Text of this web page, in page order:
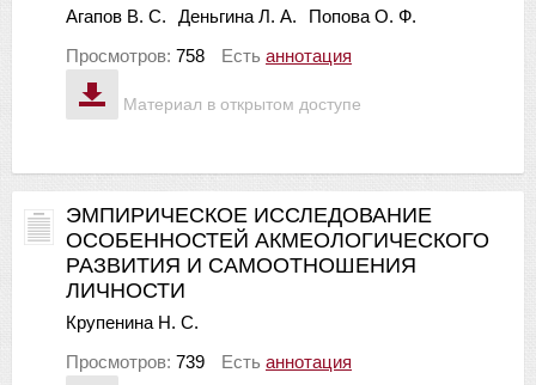
Материал в открытом доступе
Агапов В. С. Деньгина Л. А.
Попова О. Ф.
Просмотров: 758 Есть аннотация
ЭМПИРИЧЕСКОЕ ИССЛЕДОВАНИЕ
ОСОБЕННОСТЕЙ АКМЕОЛОГИЧЕСКОГО
РАЗВИТИЯ И САМООТНОШЕНИЯ
ЛИЧНОСТИ
Крупенина Н. С.
Просмотров: 739 Есть аннотация